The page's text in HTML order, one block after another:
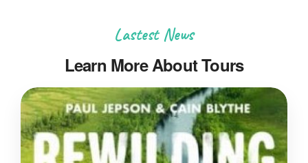
Lastest News
Learn More About Tours